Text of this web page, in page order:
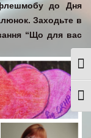
до Дня
Заходьте в
“Що для вас